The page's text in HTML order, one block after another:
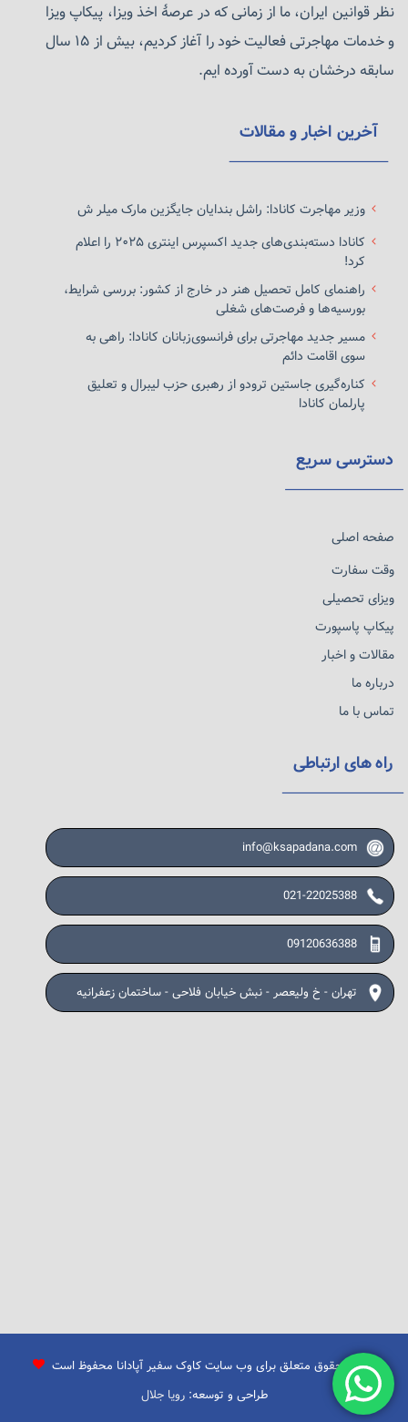
نظر قوانین ایران، ما از زمانی که در عرصهٔ اخذ ویزا، پیکاپ ویزا
و خدمات مهاجرتی فعالیت خود را آغاز کردیم، بیش از ۱۵ سال
سابقه درخشان به دست آورده ایم.
آخرین اخبار و مقالات
وزیر مهاجرت کانادا: راشل بندایان جایگزین مارک میلر ش
کانادا دسته‌بندی‌های جدید اکسپرس اینتری ۲۰۲۵ را اعلام
کرد!
راهنمای کامل تحصیل هنر در خارج از کشور: بررسی شرایط،
بورسیه‌ها و فرصت‌های شغلی
مسیر جدید مهاجرتی برای فرانسوی‌زبانان کانادا: راهی به
سوی اقامت دائم
کناره‌گیری جاستین ترودو از رهبری حزب لیبرال و تعلیق
پارلمان کانادا
دسترسی سریع
صفحه اصلی
وقت سفارت
ویزای تحصیلی
پیکاپ پاسپورت
مقالات و اخبار
درباره ما
تماس با ما
راه های ارتباطی
info@ksapadana.com
021-22025388
09120636388
تهران - خ ولیعصر - نبش خیابان فلاحی - ساختمان زعفرانیه
تمامی حقوق متعلق برای وب سایت کاوک سفیر آپادانا محفوظ است
طراحی و توسعه:رویا جلال